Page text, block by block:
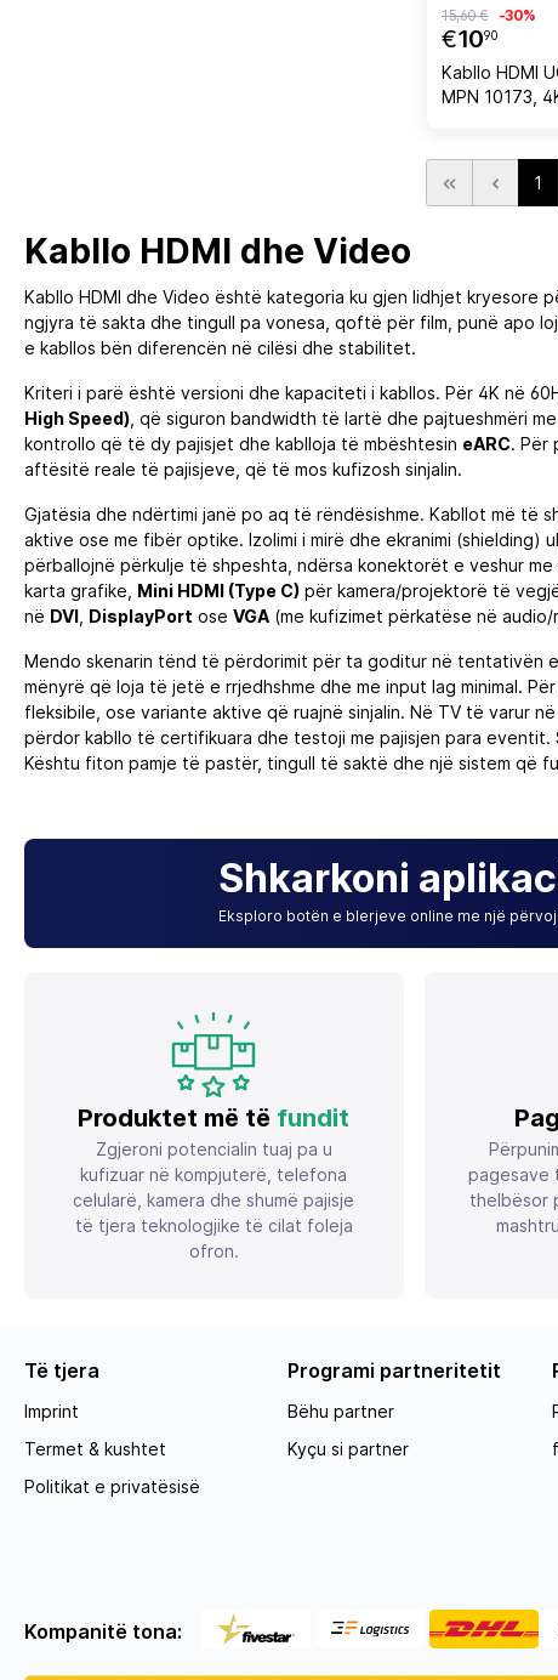
€1090
15,60 € -30%
Kabllo HDMI
MPN 10173,
1
Kabllo HDMI dhe Video
Kabllo HDMI dhe Video është kategoria ku gjen lidhjet
ngjyra të sakta dhe tingull pa vonesa, qoftë për film, punë apo
e kabllos bën diferencën në cilësi dhe stabilitet.
Kriteri i parë është versioni dhe kapaciteti i kabllos. Për 4K në
High Speed) , që siguron bandwidth të lartë dhe pajtueshmëri
kontrollo që të dy pajisjet dhe kablloja të mbështesin eARC. Për
aftësitë reale të pajisjeve, që të mos kufizosh sinjalin.
Gjatësia dhe ndërtimi janë po aq të rëndësishme. Kabllot më të
aktive ose me fibër optike. Izolimi i mirë dhe ekranimi (shielding)
përballojnë përkulje të shpeshta, ndërsa konektorët e veshur
karta grafike, Mini HDMI (Type C) për kamera/projektorë të
në DVI DisplayPort ose VGA (me kufizimet përkatëse në
Mendo skenarin tënd të përdorimit për ta goditur në tentativën
mënyrë që loja të jetë e rrjedhshme dhe me input lag minimal.
fleksibile, ose variante aktive që ruajnë sinjalin. Në TV të varur
përdor kabllo të certifikuara dhe testoji me pajisjen para
Kështu fiton pamje të pastër, tingull të saktë dhe një sistem që
Shkarkoni
Eksploro botën e blerjeve online me një
Produktet më të fundit
Zgjeroni potencialin tuaj pa u
kufizuar në kompjuterë, telefona
celularë, kamera dhe shumë pajisje
të tjera teknologjike të cilat foleja
ofron.
pagesave
thelbësor
Të tjera
Imprint
Termet & kushtet
Politikat e privatësisë
Programi partneritetit
Bëhu partner
Kyçu si partner
Kompanitë tona: